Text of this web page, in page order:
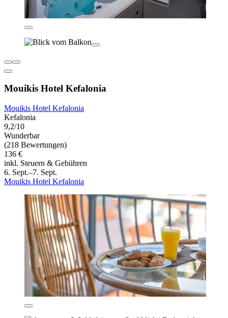
Mouikis Hotel Kefalonia
Mouikis Hotel Kefalonia
Kefalonia
9,2/10
Wunderbar
(218 Bewertungen)
136 €
inkl. Steuern & Gebühren
6. Sept.–7. Sept.
Mouikis Hotel Kefalonia